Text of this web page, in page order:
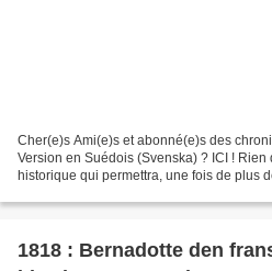
Cher(e)s Ami(e)s et abonné(e)s des
Version en Suédois (Svenska) ? ICI ! Rien
historique qui permettra, une fois de plus
1818 : Bernadotte den